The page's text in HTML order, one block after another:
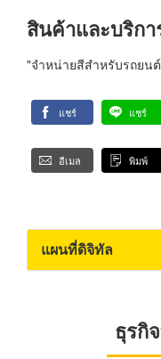
สินค้าและบริกา
"จำหน่ายสีสำหรับรถยน
แชร์ แชร์
อีเมล พิมพ์
แผนที่ดิจิทัล
ธุรกิ